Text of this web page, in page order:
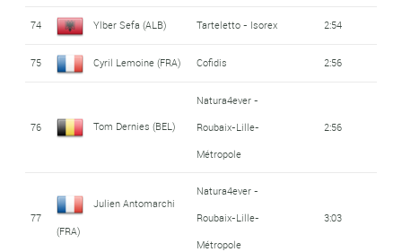
74 Ylber Sefa (ALB) Tarteletto - Isorex 2:54
75 Cyril Lemoine (FRA) Cofidis 2:56
76 Tom Dernies (BEL)
Natura4ever -
Roubaix-Lille-
Métropole
2:56
77
Julien Antomarchi
(FRA)
Natura4ever -
Roubaix-Lille-
Métropole
3:03